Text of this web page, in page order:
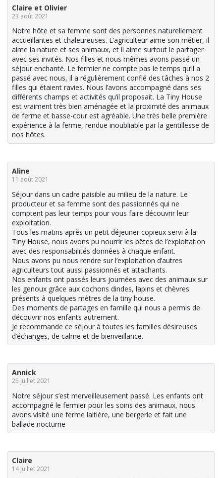
Claire et Olivier
23 août 2021
Notre hôte et sa femme sont des personnes naturellement
accueillantes et chaleureuses. L’agriculteur aime son métier, il
aime la nature et ses animaux, et il aime surtout le partager
avec ses invités. Nos filles et nous mêmes avons passé un
séjour enchanté. Le fermier ne compte pas le temps qu’il a
passé avec nous, il a régulièrement confié des tâches à nos 2
filles qui étaient ravies. Nous l’avons accompagné dans ses
différents champs et activités qu’il proposait. La Tiny House
est vraiment très bien aménagée et la proximité des animaux
de ferme et basse-cour est agréable. Une très belle première
expérience à la ferme, rendue inoubliable par la gentillesse de
nos hôtes.
Aline
11 août 2021
Séjour dans un cadre paisible au milieu de la nature. Le
producteur et sa femme sont des passionnés qui ne
comptent pas leur temps pour vous faire découvrir leur
exploitation.
Tous les matins après un petit déjeuner copieux servi à la
Tiny House, nous avons pu nourrir les bêtes de l’exploitation
avec des responsabilités données à chaque enfant.
Nous avons pu nous rendre sur l’exploitation d’autres
agriculteurs tout aussi passionnés et attachants.
Nos enfants ont passés leurs journées avec des animaux sur
les genoux grâce aux cochons dindes, lapins et chèvres
présents à quelques mètres de la tiny house.
Des moments de partages en famille qui nous a permis de
découvrir nos enfants autrement.
Je recommande ce séjour à toutes les familles désireuses
d’échanges, de calme et de bienveillance.
Annick
25 juillet 2021
Notre séjour s’est merveilleusement passé. Les enfants ont
accompagné le fermier pour les soins des animaux, nous
avons visité une ferme laitière, une bergerie et fait une
ballade nocturne
Claire
14 juillet 2021